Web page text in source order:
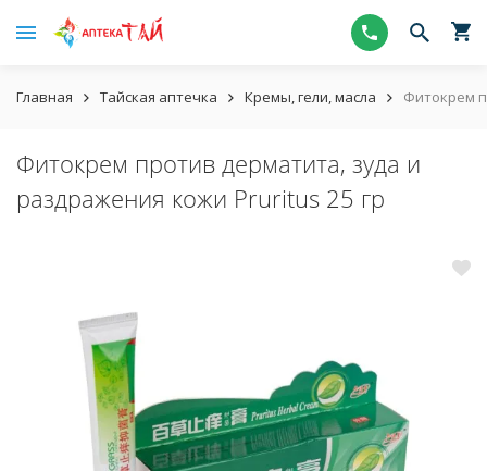
Главная Тайская аптечка Кремы, гели, масла Фитокрем
Фитокрем против дерматита, зуда и
раздражения кожи Pruritus 25 гр